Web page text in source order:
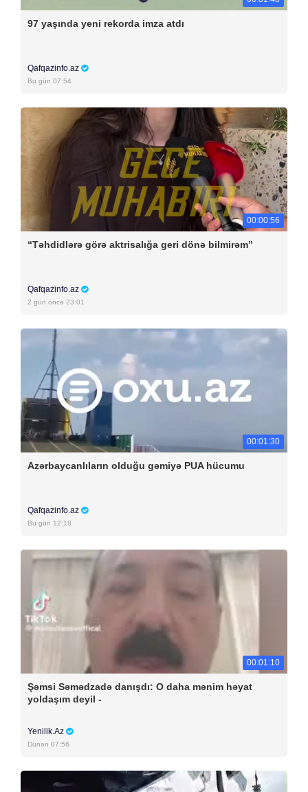
97 yaşında yeni rekorda imza atdı
Qafqazinfo.az
Bu gün 07:54
00:00:56
“Təhdidlərə görə aktrisalığa geri dönə bilmirəm”
Qafqazinfo.az
2 gün öncə 23:01
00:01:30
Azərbaycanlıların olduğu gəmiyə PUA hücumu
Qafqazinfo.az
Bu gün 12:18
00:01:10
Şəmsi Səmədzadə danışdı: O daha mənim həyat
yoldaşım deyil -
Yenilik.Az
Dünən 07:56